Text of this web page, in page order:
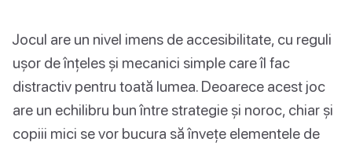
Jocul are un nivel imens de accesibilitate, cu reguli
ușor de înțeles și mecanici simple care îl fac
distractiv pentru toată lumea. Deoarece acest joc
are un echilibru bun între strategie și noroc, chiar și
copiii mici se vor bucura să învețe elementele de